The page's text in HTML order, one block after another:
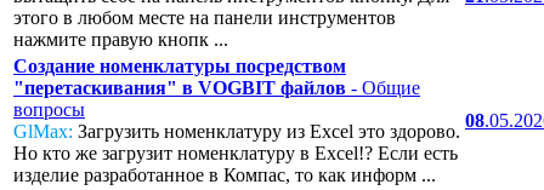
этого в любом месте на панели инструментов
нажмите правую кнопк ...
Создание номенклатуры посредством
"перетаскивания" в VOGBIT файлов - Общие
вопросы
GlMax: Загрузить номенклатуру из Excel это здорово.
Но кто же загрузит номенклатуру в Excel!? Если есть
изделие разработанное в Компас, то как информ ...
08